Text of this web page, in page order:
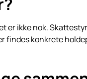
er ikke nok.
findes konkrete